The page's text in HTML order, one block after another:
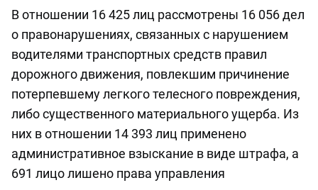
В отношении 16 425 лиц рассмотрены 16 056 дел
о правонарушениях, связанных с нарушением
водителями транспортных средств правил
дорожного движения, повлекшим причинение
потерпевшему легкого телесного повреждения,
либо существенного материального ущерба. Из
них в отношении 14 393 лиц применено
административное взыскание в виде штрафа, а
691 лицо лишено права управления